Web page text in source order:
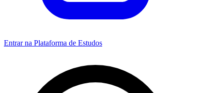
Entrar na Plataforma de Estudos